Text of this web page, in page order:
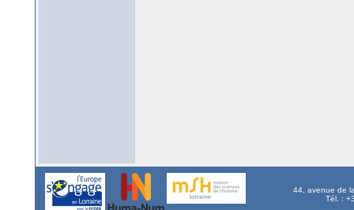
44, avenue de
Tél. :